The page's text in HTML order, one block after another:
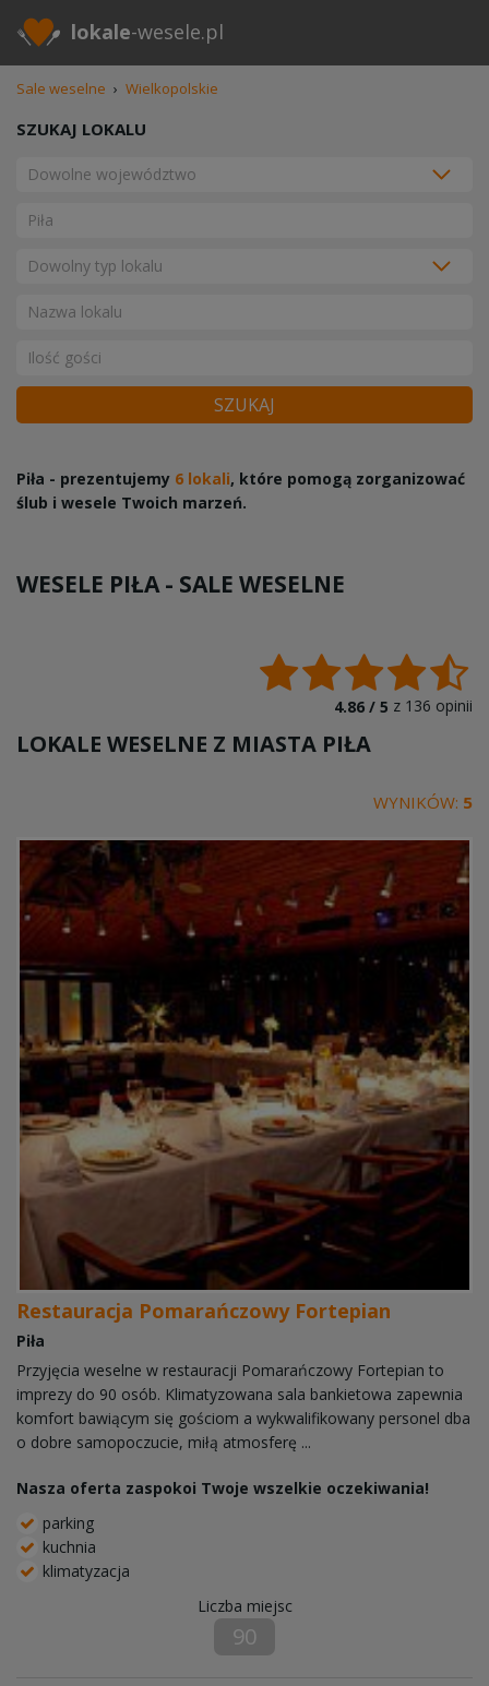
lokale-wesele.pl
Sale weselne › Wielkopolskie
SZUKAJ LOKALU
SZUKAJ
Piła - prezentujemy 6 lokali, które pomogą zorganizować
ślub i wesele Twoich marzeń.
WESELE PIŁA - SALE WESELNE
4.86 / 5 z 136 opinii
LOKALE WESELNE Z MIASTA PIŁA
WYNIKÓW: 5
Restauracja Pomarańczowy Fortepian
Piła
Przyjęcia weselne w restauracji Pomarańczowy Fortepian to
imprezy do 90 osób. Klimatyzowana sala bankietowa zapewnia
komfort bawiącym się gościom a wykwalifikowany personel dba
o dobre samopoczucie, miłą atmosferę ...
Nasza oferta zaspokoi Twoje wszelkie oczekiwania!
parking
kuchnia
klimatyzacja
Liczba miejsc
90